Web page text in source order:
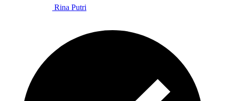
Rina Putri